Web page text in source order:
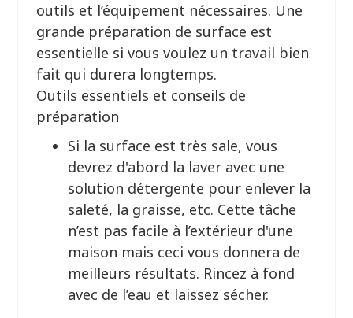
outils et l’équipement nécessaires. Une
grande préparation de surface est
essentielle si vous voulez un travail bien
fait qui durera longtemps.
Outils essentiels et conseils de
préparation
Si la surface est très sale, vous
devrez d'abord la laver avec une
solution détergente pour enlever la
saleté, la graisse, etc. Cette tâche
n’est pas facile à l’extérieur d'une
maison mais ceci vous donnera de
meilleurs résultats. Rincez à fond
avec de l’eau et laissez sécher.